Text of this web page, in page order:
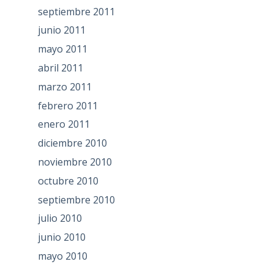
septiembre 2011
junio 2011
mayo 2011
abril 2011
marzo 2011
febrero 2011
enero 2011
diciembre 2010
noviembre 2010
octubre 2010
septiembre 2010
julio 2010
junio 2010
mayo 2010